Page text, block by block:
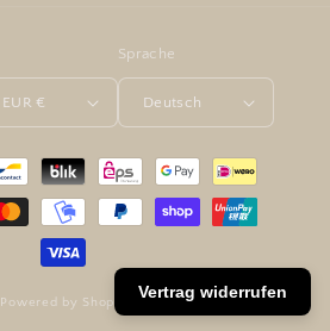
Deutschland | EUR €
Sprache
Deutsch
Powered by Shopify Widerrufsrecht
Vertrag widerrufen